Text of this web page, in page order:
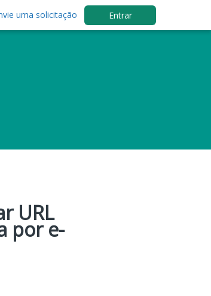
uma solicitação Entrar
URL
por e-